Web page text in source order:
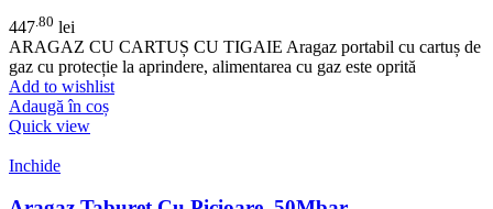
447 .80 lei
ARAGAZ CU CARTUȘ CU TIGAIE Aragaz portabil cu cartuș de
gaz cu protecție la aprindere, alimentarea cu gaz este oprită
Add to wishlist
Adaugă în coș
Quick view
Inchide